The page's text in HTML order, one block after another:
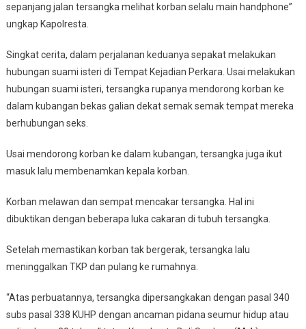
sepanjang jalan tersangka melihat korban selalu main handphone”
ungkap Kapolresta.
Singkat cerita, dalam perjalanan keduanya sepakat melakukan
hubungan suami isteri di Tempat Kejadian Perkara. Usai melakukan
hubungan suami isteri, tersangka rupanya mendorong korban ke
dalam kubangan bekas galian dekat semak semak tempat mereka
berhubungan seks.
Usai mendorong korban ke dalam kubangan, tersangka juga ikut
masuk lalu membenamkan kepala korban.
Korban melawan dan sempat mencakar tersangka. Hal ini
dibuktikan dengan beberapa luka cakaran di tubuh tersangka.
Setelah memastikan korban tak bergerak, tersangka lalu
meninggalkan TKP dan pulang ke rumahnya.
“Atas perbuatannya, tersangka dipersangkakan dengan pasal 340
subs pasal 338 KUHP dengan ancaman pidana seumur hidup atau